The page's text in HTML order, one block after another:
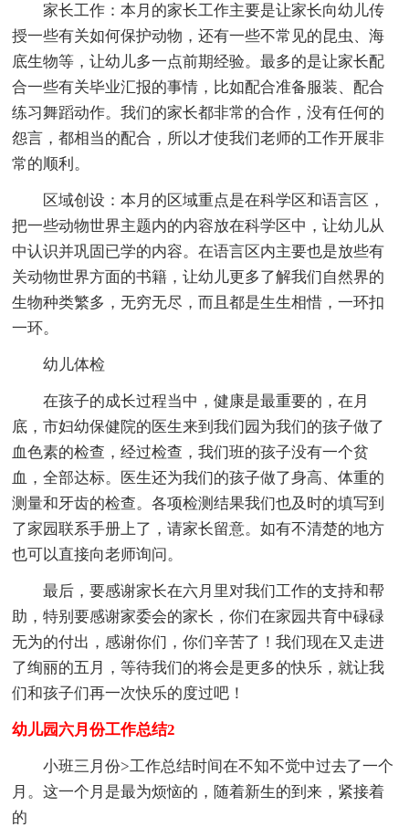
家长工作：本月的家长工作主要是让家长向幼儿传
授一些有关如何保护动物，还有一些不常见的昆虫、海
底生物等，让幼儿多一点前期经验。最多的是让家长配
合一些有关毕业汇报的事情，比如配合准备服装、配合
练习舞蹈动作。我们的家长都非常的合作，没有任何的
怨言，都相当的配合，所以才使我们老师的工作开展非
常的顺利。
区域创设：本月的区域重点是在科学区和语言区，
把一些动物世界主题内的内容放在科学区中，让幼儿从
中认识并巩固已学的内容。在语言区内主要也是放些有
关动物世界方面的书籍，让幼儿更多了解我们自然界的
生物种类繁多，无穷无尽，而且都是生生相惜，一环扣
一环。
幼儿体检
在孩子的成长过程当中，健康是最重要的，在月
底，市妇幼保健院的医生来到我们园为我们的孩子做了
血色素的检查，经过检查，我们班的孩子没有一个贫
血，全部达标。医生还为我们的孩子做了身高、体重的
测量和牙齿的检查。各项检测结果我们也及时的填写到
了家园联系手册上了，请家长留意。如有不清楚的地方
也可以直接向老师询问。
最后，要感谢家长在六月里对我们工作的支持和帮
助，特别要感谢家委会的家长，你们在家园共育中碌碌
无为的付出，感谢你们，你们辛苦了！我们现在又走进
了绚丽的五月，等待我们的将会是更多的快乐，就让我
们和孩子们再一次快乐的度过吧！
幼儿园六月份工作总结2
小班三月份>工作总结时间在不知不觉中过去了一个
月。这一个月是最为烦恼的，随着新生的到来，紧接着
的